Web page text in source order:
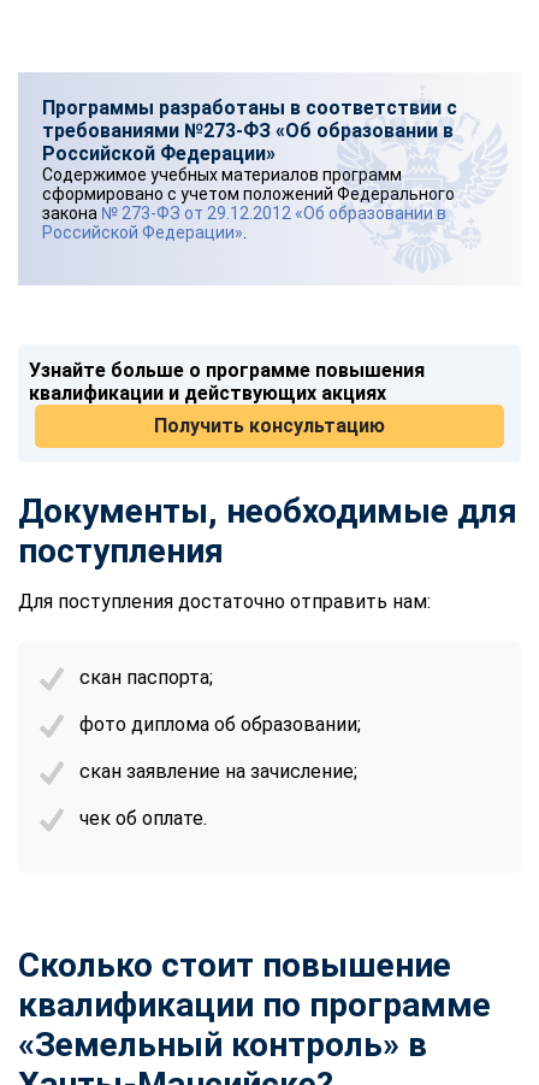
Программы разработаны в соответствии с
требованиями №273-ФЗ «Об образовании в
Российской Федерации»
Содержимое учебных материалов программ
сформировано с учетом положений Федерального
закона № 273-ФЗ от 29.12.2012 «Об образовании в
Российской Федерации»
Узнайте больше о программе повышения
квалификации и действующих акциях
Получить консультацию
Документы, необходимые для
поступления
Для поступления достаточно отправить нам:
скан паспорта;
фото диплома об образовании;
скан заявление на зачисление;
чек об оплате.
Сколько стоит повышение
квалификации по программе
«Земельный контроль» в